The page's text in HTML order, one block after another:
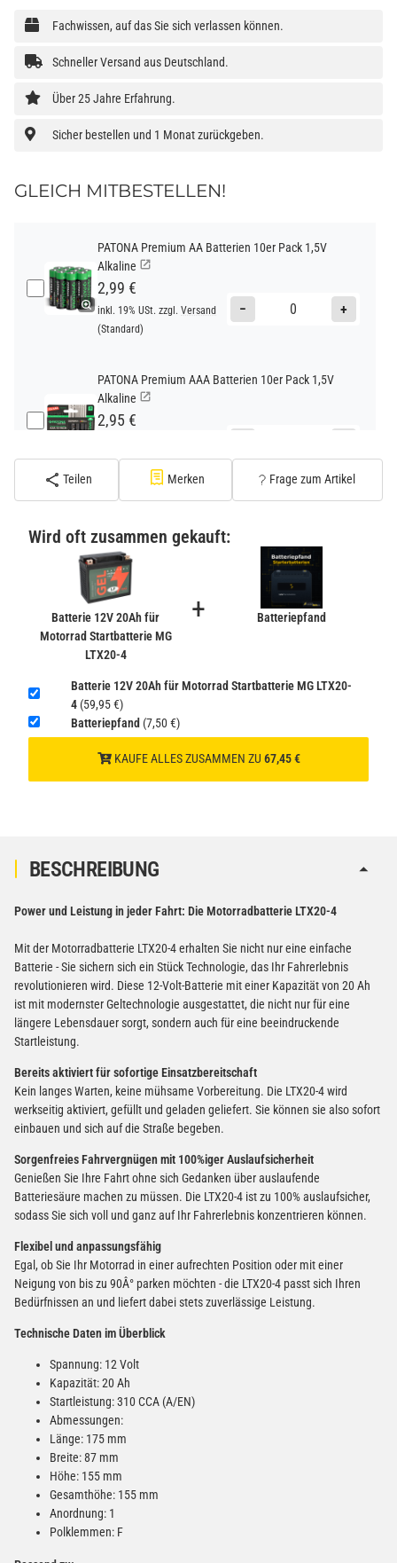
Fachwissen, auf das Sie sich verlassen können.
Schneller Versand aus Deutschland.
Über 25 Jahre Erfahrung.
Sicher bestellen und 1 Monat zurückgeben.
GLEICH MITBESTELLEN!
PATONA Premium AA Batterien 10er Pack 1,5V
Alkaline
2,99 €
inkl. 19% USt. zzgl. Versand
(Standard)
− +
PATONA Premium AAA Batterien 10er Pack 1,5V
Alkaline
2,95 €
(Standard)
Lithium
2,99 €
inkl. 19% USt. zzgl.
(Gefahrgut UN3090 Versand
gem. SV188 ADR)
Verbatim Cool'n'Go AirJet Handventilator 4000mAh
Grau Lila
22,95 €
inkl. 19% USt. zzgl.
gem. SV188 ADR)
Teilen Merken Frage zum Artikel
Wird oft zusammen gekauft:
Batterie 12V 20Ah für
Motorrad Startbatterie MG
LTX20-4
+ Batteriepfand
Batterie 12V 20Ah für Motorrad Startbatterie MG LTX20-
4 (59,95 €)
Batteriepfand (7,50 €)
KAUFE ALLES ZUSAMMEN ZU 67,45 €
BESCHREIBUNG
Power und Leistung in jeder Fahrt: Die Motorradbatterie LTX20-4
Mit der Motorradbatterie LTX20-4 erhalten Sie nicht nur eine einfache
Batterie - Sie sichern sich ein Stück Technologie, das Ihr Fahrerlebnis
revolutionieren wird. Diese 12-Volt-Batterie mit einer Kapazität von 20 Ah
ist mit modernster Geltechnologie ausgestattet, die nicht nur für eine
längere Lebensdauer sorgt, sondern auch für eine beeindruckende
Startleistung.
Bereits aktiviert für sofortige Einsatzbereitschaft
Kein langes Warten, keine mühsame Vorbereitung. Die LTX20-4 wird
werkseitig aktiviert, gefüllt und geladen geliefert. Sie können sie also sofort
einbauen und sich auf die Straße begeben.
Sorgenfreies Fahrvergnügen mit 100%iger Auslaufsicherheit
Genießen Sie Ihre Fahrt ohne sich Gedanken über auslaufende
Batteriesäure machen zu müssen. Die LTX20-4 ist zu 100% auslaufsicher,
sodass Sie sich voll und ganz auf Ihr Fahrerlebnis konzentrieren können.
Flexibel und anpassungsfähig
Egal, ob Sie Ihr Motorrad in einer aufrechten Position oder mit einer
Neigung von bis zu 90Â° parken möchten - die LTX20-4 passt sich Ihren
Bedürfnissen an und liefert dabei stets zuverlässige Leistung.
Technische Daten im Überblick
Spannung: 12 Volt
Kapazität: 20 Ah
Startleistung: 310 CCA (A/EN)
Abmessungen:
Länge: 175 mm
Breite: 87 mm
Höhe: 155 mm
Gesamthöhe: 155 mm
Anordnung: 1
Polklemmen: F